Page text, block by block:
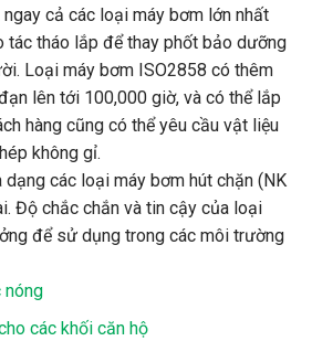
cả các loại máy bơm lớn nhất
tác tháo lắp để thay phốt bảo dưỡng
Loại máy bơm ISO2858 có thêm
lên tới 100,000 giờ, và có thể lắp
hàng cũng có thể yêu cầu vật liệu
không gỉ.
các loại máy bơm hút chặn (NK
Độ chắc chắn và tin cậy của loại
để sử dụng trong các môi trường
nóng
các khối căn hộ